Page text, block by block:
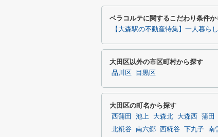
ベラコルテに関するこだわり条件か
【大森駅の不動産特集】一人暮ら
大田区以外の市区町村から探す
品川区 目黒区
大田区の町名から探す
西蒲田 池上 大森北 大森西 蒲田
北糀谷 南六郷 西糀谷 下丸子 南